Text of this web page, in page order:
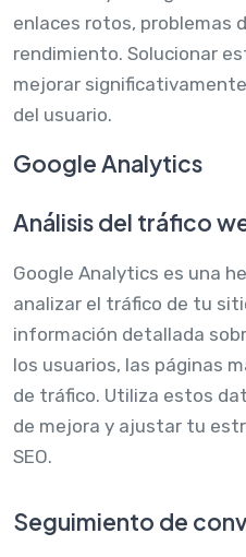
enlaces rotos, problemas
rendimiento. Solucionar
mejorar
del usuario.
Google Analytics
Análisis del tráfico
Google Analytics es una
analizar el tráfico de tu
información detallada
los usuarios, las páginas
de tráfico. Utiliza estos
de mejora y ajustar tu
SEO.
Seguimiento de